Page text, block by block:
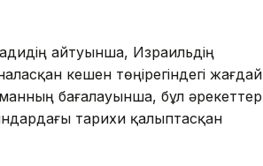
айтуынша, Израильдің
кешен төңірегіндегі жағдай
бағалауынша, бұл әрекеттер
тарихи қалыптасқан